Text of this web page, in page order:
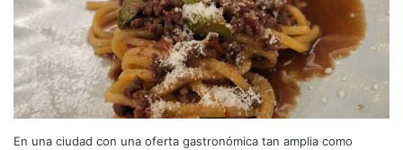
En una ciudad con una oferta gastronómica tan amplia como